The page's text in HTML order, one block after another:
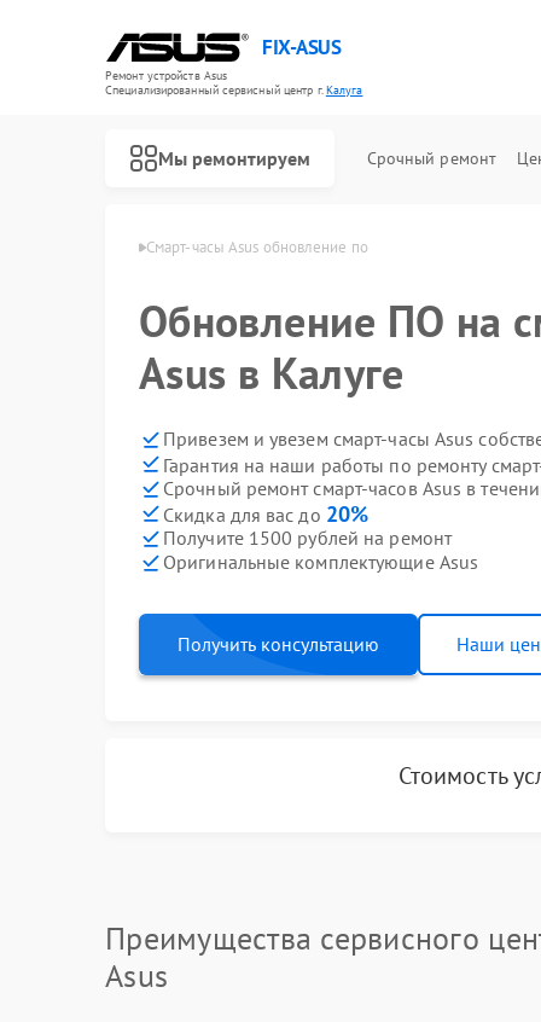
FIX-ASUS
Ремонт устройств Asus
Специализированный cервисный центр г.Калуга
Мы ремонтируем Срочный ремонт
Смарт-часы Asus обновление по
Обновление ПО на
Asus в Калуге
Привезем и увезем смарт-часы Asus
Гарантия на наши работы по ремонту
Срочный ремонт смарт-часов Asus в
Скидка для вас до 20%
Получите 1500 рублей на ремонт
Оригинальные комплектующие Asus
Получить консультацию Наши
Стоимость
Преимущества сервисного
Asus